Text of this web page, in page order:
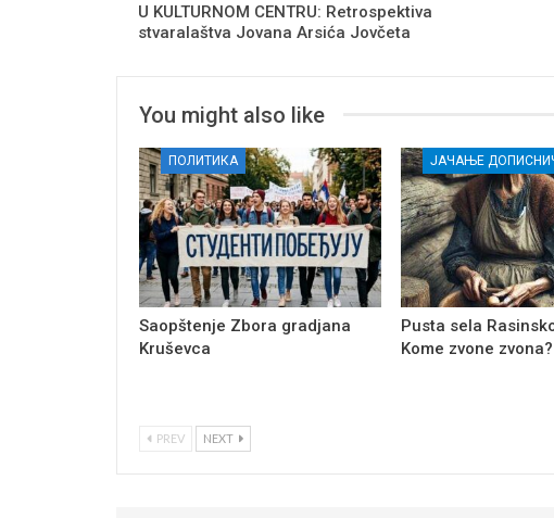
U KULTURNOM CENTRU: Retrospektiva
stvaralaštva Jovana Arsića Jovčeta
You might also like
ПОЛИТИКА
Saopštenje Zbora gradjana
Kruševca
Pusta sela
Kome zvone zvona?
PREV NEXT